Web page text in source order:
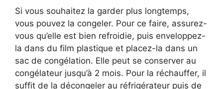
Si vous souhaitez la garder plus longtemps,
vous pouvez la congeler. Pour ce faire, assurez-
vous qu’elle est bien refroidie, puis enveloppez-
la dans du film plastique et placez-la dans un
sac de congélation. Elle peut se conserver au
congélateur jusqu’à 2 mois. Pour la réchauffer, il
suffit de la décongeler au réfrigérateur puis de